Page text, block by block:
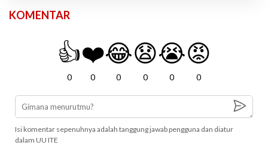
KOMENTAR
👍
0
❤️
0
😂
0
😧
0
😭
0
😡
0
Isi komentar sepenuhnya adalah tanggung jawab pengguna dan diatur
dalam UU ITE